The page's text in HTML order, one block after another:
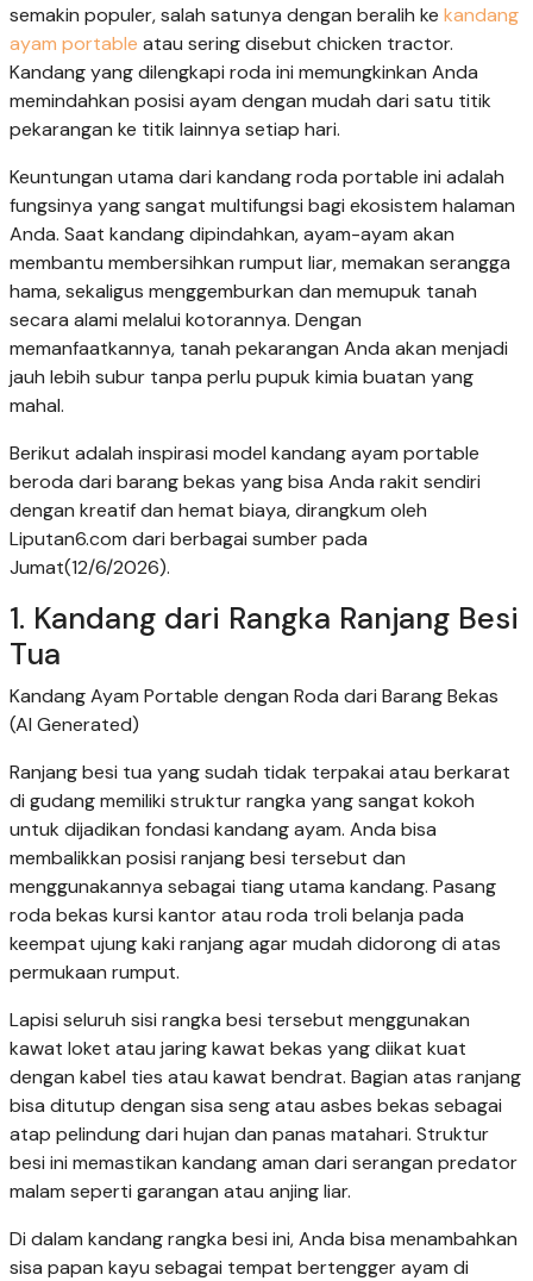
semakin populer, salah satunya dengan beralih ke kandang
ayam portable atau sering disebut chicken tractor.
Kandang yang dilengkapi roda ini memungkinkan Anda
memindahkan posisi ayam dengan mudah dari satu titik
pekarangan ke titik lainnya setiap hari.
Keuntungan utama dari kandang roda portable ini adalah
fungsinya yang sangat multifungsi bagi ekosistem halaman
Anda. Saat kandang dipindahkan, ayam-ayam akan
membantu membersihkan rumput liar, memakan serangga
hama, sekaligus menggemburkan dan memupuk tanah
secara alami melalui kotorannya. Dengan
memanfaatkannya, tanah pekarangan Anda akan menjadi
jauh lebih subur tanpa perlu pupuk kimia buatan yang
mahal.
Berikut adalah inspirasi model kandang ayam portable
beroda dari barang bekas yang bisa Anda rakit sendiri
dengan kreatif dan hemat biaya, dirangkum oleh
Liputan6.com dari berbagai sumber pada
Jumat(12/6/2026).
1. Kandang dari Rangka Ranjang Besi
Tua
Kandang Ayam Portable dengan Roda dari Barang Bekas
(AI Generated)
Ranjang besi tua yang sudah tidak terpakai atau berkarat
di gudang memiliki struktur rangka yang sangat kokoh
untuk dijadikan fondasi kandang ayam. Anda bisa
membalikkan posisi ranjang besi tersebut dan
menggunakannya sebagai tiang utama kandang. Pasang
roda bekas kursi kantor atau roda troli belanja pada
keempat ujung kaki ranjang agar mudah didorong di atas
permukaan rumput.
Lapisi seluruh sisi rangka besi tersebut menggunakan
kawat loket atau jaring kawat bekas yang diikat kuat
dengan kabel ties atau kawat bendrat. Bagian atas ranjang
bisa ditutup dengan sisa seng atau asbes bekas sebagai
atap pelindung dari hujan dan panas matahari. Struktur
besi ini memastikan kandang aman dari serangan predator
malam seperti garangan atau anjing liar.
Di dalam kandang rangka besi ini, Anda bisa menambahkan
sisa papan kayu sebagai tempat bertengger ayam di